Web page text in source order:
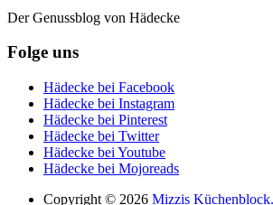
Der Genussblog von Hädecke
Folge uns
Hädecke bei Facebook
Hädecke bei Instagram
Hädecke bei Pinterest
Hädecke bei Twitter
Hädecke bei Youtube
Hädecke bei Mojoreads
Copyright © 2026 Mizzis Küchenblock.